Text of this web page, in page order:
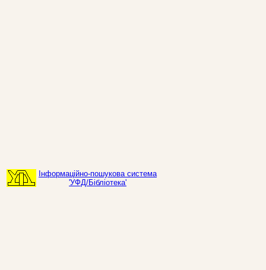
Інформаційно-пошукова система
'УФД/Бібліотека'